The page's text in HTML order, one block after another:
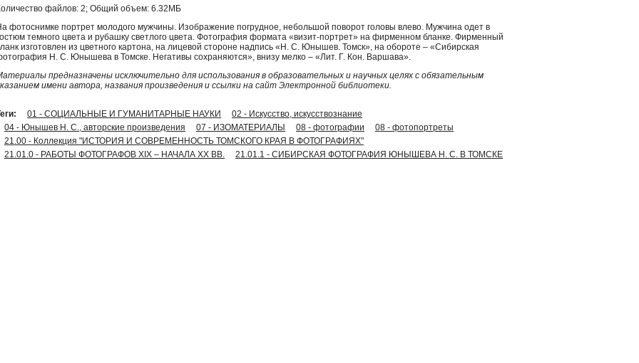
файлов: 2; Общий объем: 6.32МБ
фотоснимке портрет молодого мужчины. Изображение погрудное, небольшой поворот головы влево. Мужчина одет в
темного цвета и рубашку светлого цвета. Фотография формата «визит-портрет» на фирменном бланке. Фирменный
изготовлен из цветного картона, на лицевой стороне надпись «Н. С. Юнышев. Томск», на обороте – «Сибирская
Н. С. Юнышева в Томске. Негативы сохраняются», внизу мелко – «Лит. Г. Кон. Варшава».
предназначены исключительно для использования в образовательных и научных целях с обязательным
имени автора, названия произведения и ссылки на сайт Электронной библиотеки.
01 - СОЦИАЛЬНЫЕ И ГУМАНИТАРНЫЕ НАУКИ
02 - Искусство, искусствознание
04 - Юнышев Н. С., авторские произведения
07 - ИЗОМАТЕРИАЛЫ 08 - фотографии
08 - фотопортреты
21.00 - Коллекция "ИСТОРИЯ И СОВРЕМЕННОСТЬ ТОМСКОГО КРАЯ В ФОТОГРАФИЯХ"
21.01.0 - РАБОТЫ ФОТОГРАФОВ XIX – НАЧАЛА XX ВВ.
21.01.1 - СИБИРСКАЯ ФОТОГРАФИЯ ЮНЫШЕВА Н. С. В ТОМСКЕ